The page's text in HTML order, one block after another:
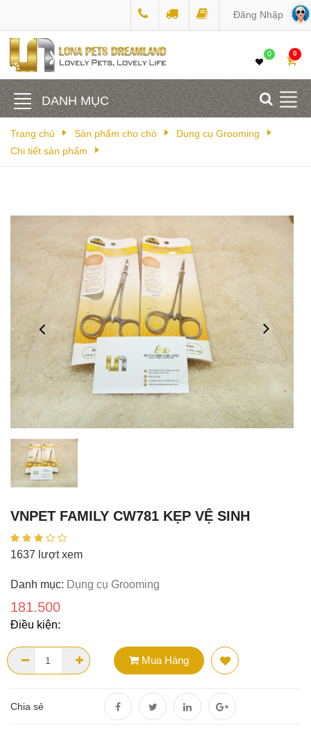
Đăng Nhập
0 0
DANH MỤC
Trang chủ Sản phẩm cho chó
Dụng cụ Grooming
Chi tiết sản phẩm
VNPET FAMILY CW781 KẸP VỆ SINH
1637 lượt xem
Danh mục: Dụng cụ Grooming
181.500
Điều kiện:
Mua Hàng
Chia sẻ